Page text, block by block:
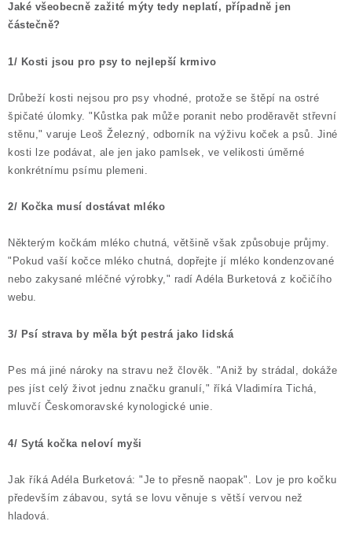
SLEVY
ZNAČKY
Ceník dopravy Kontakty
Obchodní podmínky
Podmínky ochrany osobních údajů
Jaké všeobecně zažité mýty tedy neplatí, případně jen
částečně?
1/ Kosti jsou pro psy to nejlepší krmivo
Drůbeží kosti nejsou pro psy vhodné, protože se štěpí na ostré
špičaté úlomky. "Kůstka pak může poranit nebo proděravět střevní
stěnu," varuje Leoš Železný, odborník na výživu koček a psů. Jiné
kosti lze podávat, ale jen jako pamlsek, ve velikosti úměrné
konkrétnímu psímu plemeni.
2/ Kočka musí dostávat mléko
Některým kočkám mléko chutná, většině však způsobuje průjmy.
"Pokud vaší kočce mléko chutná, dopřejte jí mléko kondenzované
nebo zakysané mléčné výrobky," radí Adéla Burketová z kočičího
webu.
3/ Psí strava by měla být pestrá jako lidská
Pes má jiné nároky na stravu než člověk. "Aniž by strádal, dokáže
pes jíst celý život jednu značku granulí," říká Vladimíra Tichá,
mluvčí Českomoravské kynologické unie.
4/ Sytá kočka neloví myši
Jak říká Adéla Burketová: "Je to přesně naopak". Lov je pro kočku
především zábavou, sytá se lovu věnuje s větší vervou než
hladová.